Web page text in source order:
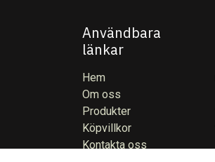
Användbara
länkar
Hem
Om oss
Produkter
Köpvillkor
Kontakta oss